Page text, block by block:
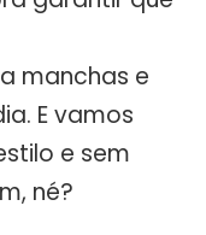
manchas e
E vamos
e sem
né?